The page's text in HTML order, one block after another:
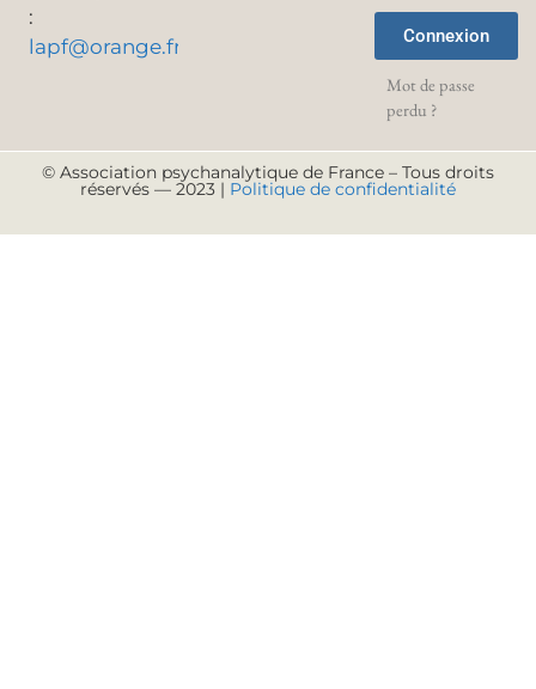
:
lapf@orange.fr
Connexion
Mot de passe
perdu ?
© Association psychanalytique de France – Tous droits
réservés — 2023 | Politique de confidentialité